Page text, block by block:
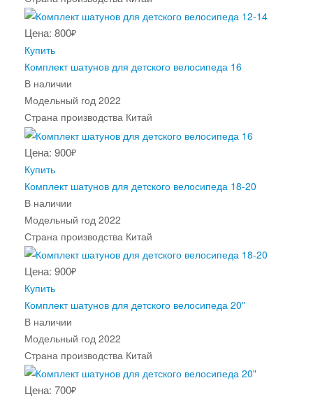
Цена: 800₽
Купить
Комплект шатунов для детского велосипеда 16
В наличии
Модельный год 2022
Страна производства Китай
Цена: 900₽
Купить
Комплект шатунов для детского велосипеда 18-20
В наличии
Модельный год 2022
Страна производства Китай
Цена: 900₽
Купить
Комплект шатунов для детского велосипеда 20"
В наличии
Модельный год 2022
Страна производства Китай
Цена: 700₽